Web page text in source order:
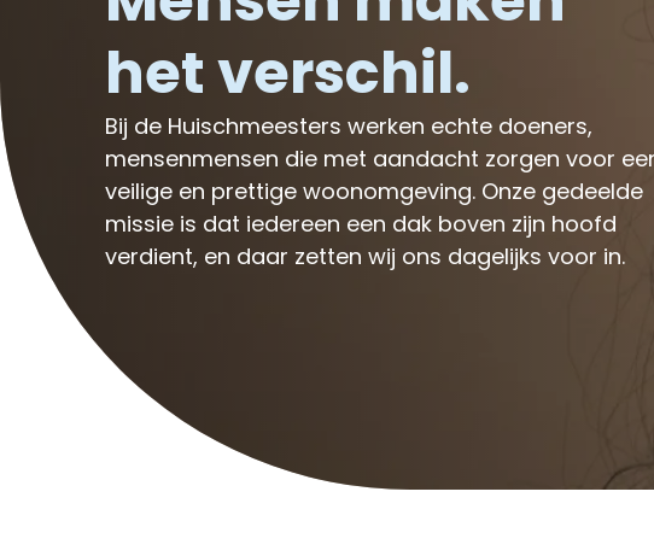
het verschil.
Bij de Huischmeesters werken echte doeners,
mensenmensen die met aandacht zorgen voor
veilige en prettige woonomgeving. Onze gedeelde
missie is dat iedereen een dak boven zijn hoofd
verdient, en daar zetten wij ons dagelijks voor in.